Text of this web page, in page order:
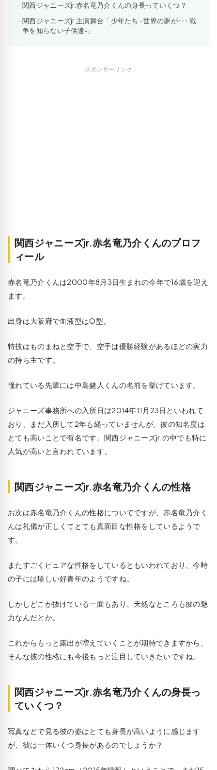
関西ジャニーズjr.赤名竜乃介くんの身長っていくつ？
関西ジャニーズjr.主演舞台「少年たち -世界の夢が･･･ 戦
争を知らない子供達‐」
スポンサーリンク
関西ジャニーズjr.赤名竜乃介くんのプロフ
ィール
赤名竜乃介くんは2000年8月3日生まれの今年で16歳を迎え
ます。
出身は大阪府で血液型はO型。
特技はものまねと空手で、空手は優勝経験があるほどの実力
の持ち主です。
憧れている先輩には中島健人くんの名前を挙げています。
ジャニーズ事務所への入所日は2014年11月23日といわれて
おり、まだ入所して2年も経っていませんが、彼の知名度は
とても高いことで有名です。関西ジャニーズjr.の中でも特に
人気が高いと言われています。
関西ジャニーズjr.赤名竜乃介くんの性格
お次は赤名竜乃介くんの性格についてですが、赤名竜乃介く
んは礼儀が正しくてとても真面目な性格をしているようで
す。
またすごくピュアな性格をしているともいわれており、今時
の子には珍しい好青年のようですね。
しかしどこか抜けている一面もあり、天然なところも彼の魅
力なんだとか。
これからもっと露出が増えていくことが期待できますから、
そんな彼の性格にも今後もっと注目していきたいですね。
関西ジャニーズjr.赤名竜乃介くんの身長っ
ていくつ？
写真などで見る彼の姿はとても身長が高いように感じます
が、彼は一体いくつ身長があるのでしょうか？